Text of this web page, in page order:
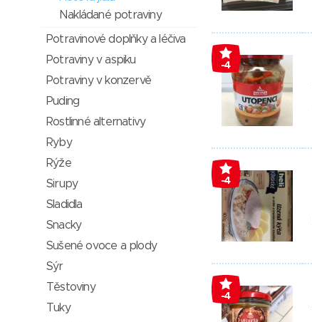
-4
-4
-4
Nakládané potraviny
Potravinové doplňky a léčiva
Potraviny v aspiku
Potraviny v konzervě
Puding
Rostlinné alternativy
Ryby
Rýže
Sirupy
Sladidla
Snacky
Sušené ovoce a plody
Sýr
Těstoviny
Tuky